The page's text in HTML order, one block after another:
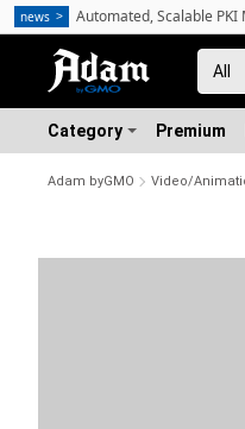
Category Premium
Adam byGMO Video/
news Automated, Scalable